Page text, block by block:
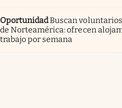
OportunidadBuscan
de Norteamérica: ofrecen
trabajo por semana